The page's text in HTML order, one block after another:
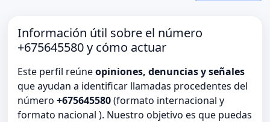
Información útil sobre el número
+675645580 y cómo actuar
Este perfil reúneopiniones, denuncias y señales
que ayudan a identificar llamadas procedentes del
número +675645580(formato internacional y
formato nacional ). Nuestro objetivo es que puedas